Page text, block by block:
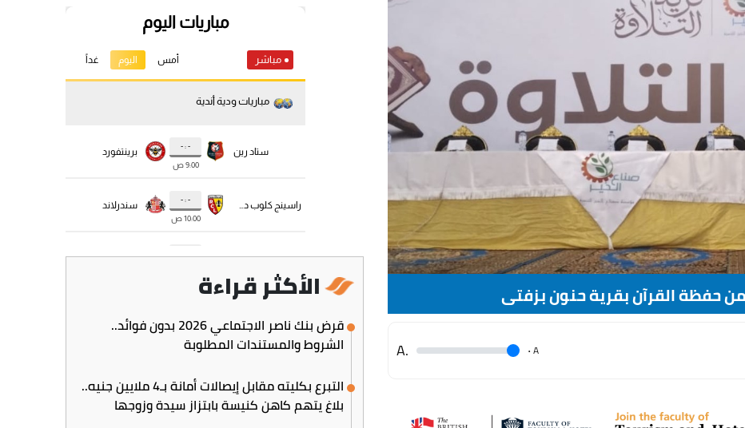
A
.
.A
الأكثر قراءة
قرض بنك ناصر الاجتماعي 2026 بدون فوائد..
الشروط والمستندات المطلوبة
التبرع بكليته مقابل إيصالات أمانة بـ4 ملايين جنيه..
بلاغ يتهم كاهن كنيسة بابتزاز سيدة وزوجها